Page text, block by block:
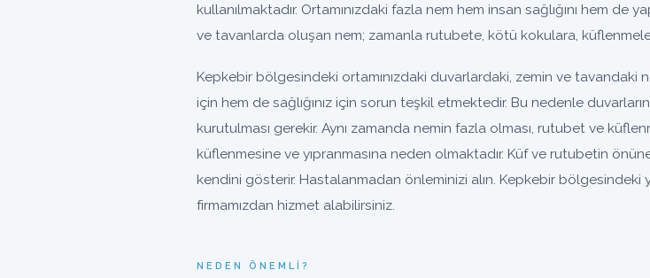
kullanılmaktadır. Ortamınızdaki fazla nem hem insan sağlığını hem de
ve tavanlarda oluşan nem; zamanla rutubete, kötü kokulara,
Kepkebir bölgesindeki ortamınızdaki duvarlardaki, zemin ve tavandaki
için hem de sağlığınız için sorun teşkil etmektedir. Bu nedenle
kurutulması gerekir. Aynı zamanda nemin fazla olması, rutubet ve
küflenmesine ve yıpranmasına neden olmaktadır. Küf ve rutubetin
kendini gösterir. Hastalanmadan önleminizi alın. Kepkebir bölgesindeki
firmamızdan hizmet alabilirsiniz.
NEDEN ÖNEMLI?